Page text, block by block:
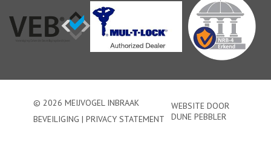
© 2026 MEIJVOGEL INBRAAK
BEVEILIGING | PRIVACY STATEMENT
WEBSITE DOOR
DUNE PEBBLER